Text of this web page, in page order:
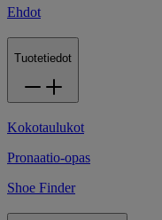
Ehdot
Tuotetiedot
Kokotaulukot
Pronaatio-opas
Shoe Finder